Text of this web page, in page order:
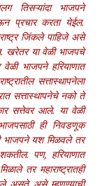
तिसऱ्यांदा भाजपने
प्रचार करता येईल.
जिंकले पाहिजे असे
खरेतर या वेळी भाजपचे
वेळी भाजपने हरियाणात
सत्तास्थापनेला
सत्तास्थापनेचे नको ते
सत्तेवर आले. या वेळी
ही निवडणूक
भाजपने यश मिळवले तर
पण, हरियाणात
तर महाराष्ट्रातही